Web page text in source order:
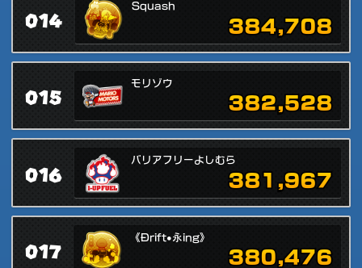
014
Squash
384,708
015
モリゾウ
382,528
016
バリアフリーよしむら
381,967
017
《Ðrift•永ing》
380,476